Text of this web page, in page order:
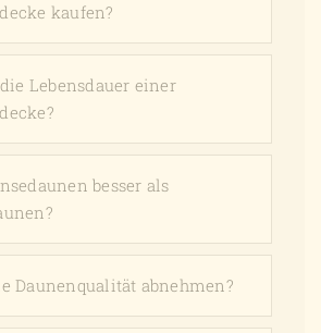
kaufen?
Lebensdauer einer
besser als
Daunenqualität abnehmen?